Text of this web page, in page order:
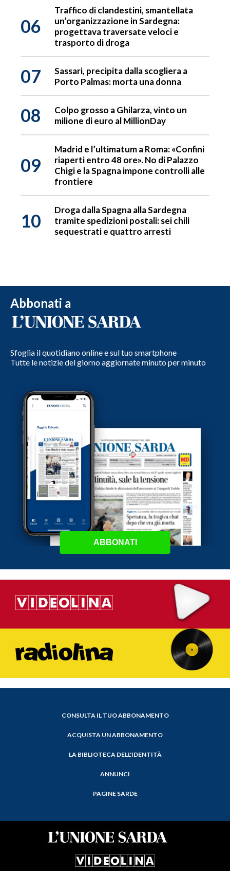
06
Traffico di clandestini, smantellata
un’organizzazione in Sardegna:
progettava traversate veloci e
trasporto di droga
07
Sassari, precipita dalla scogliera a
Porto Palmas: morta una donna
08
Colpo grosso a Ghilarza, vinto un
milione di euro al MillionDay
09
Madrid e l’ultimatum a Roma: «Confini
riaperti entro 48 ore». No di Palazzo
Chigi e la Spagna impone controlli alle
frontiere
10
Droga dalla Spagna alla Sardegna
tramite spedizioni postali: sei chili
sequestrati e quattro arresti
Abbonati a
Sfoglia il quotidiano online e sul tuo smartphone
Tutte le notizie del giorno aggiornate minuto per minuto
ABBONATI
CONSULTA IL TUO ABBONAMENTO
ACQUISTA UN ABBONAMENTO
LA BIBLIOTECA DELL'IDENTITÀ
ANNUNCI
PAGINE SARDE